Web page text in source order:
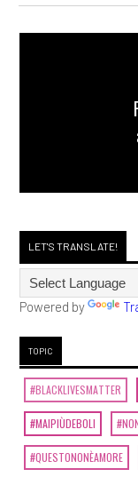
LET'S TRANSLATE!
Powered by
TOPIC
#BLACKLIVESMATTER
#MAIPIÙDEBOLI
#QUESTONONÈAMORE